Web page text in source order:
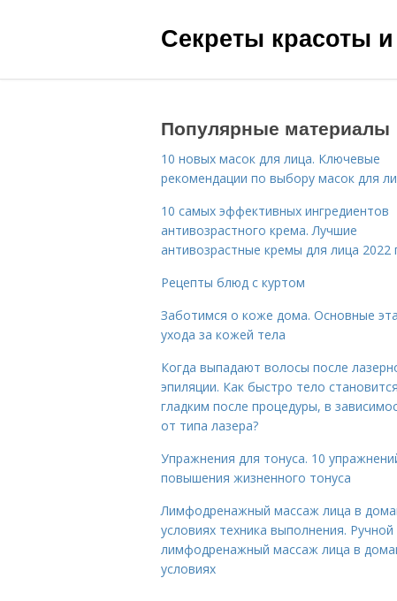
Секреты красоты
Популярные материалы
10 новых масок для лица. Ключевые
рекомендации по выбору масок для
10 самых эффективных ингредиентов
антивозрастного крема. Лучшие
антивозрастные кремы для лица 2022
Рецепты блюд с куртом
Заботимся о коже дома. Основные
ухода за кожей тела
Когда выпадают волосы после
эпиляции. Как быстро тело становится
гладким после процедуры, в
от типа лазера?
Упражнения для тонуса. 10
повышения жизненного тонуса
Лимфодренажный массаж лица в
условиях техника выполнения. Ручной
лимфодренажный массаж лица в
условиях